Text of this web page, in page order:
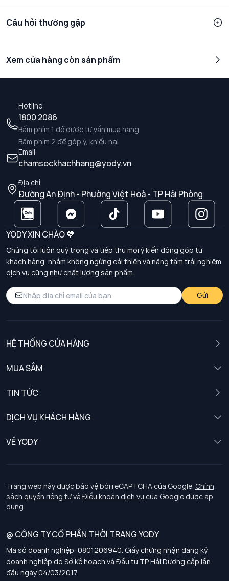
Câu hỏi thường gặp
Xem cửa hàng còn sản phẩm
Hotline
1800 2086
Bấm phím 1 để được tư vấn mua hàng
Bấm phím 2 để góp ý, khiếu nại
Email
chamsockhachhang@yody.vn
Địa chỉ
Đường An Định - Phường Việt Hoà - TP Hải Phòng
YODY XIN CHÀO 💖
Chúng tôi luôn quý trọng và tiếp thu mọi ý kiến đóng góp từ
khách hàng, nhằm không ngừng cải thiện và nâng tầm trải nghiệm
dịch vụ cũng như chất lượng sản phẩm.
Gửi
HỆ THỐNG CỬA HÀNG
MUA SẮM
TIN TỨC
DỊCH VỤ KHÁCH HÀNG
Chính sách khách hàng thân thiết
Chính sách bảo vệ dữ liệu cá nhân
Chính sách thanh toán, giao nhận
Chính sách chất lượng và an toàn sức khoẻ nghề nghiệp
Chính sách đơn đồng phục
Hướng dẫn chọn kích thước
VỀ YODY
Tuyển dụng
Trang web này được bảo vệ bởi reCAPTCHA của Google. Chính
sách quyền riêng tưvà Điều khoản dịch vụ của Google được áp
dụng.
@ CÔNG TY CỔ PHẦN THỜI TRANG YODY
Mã số doanh nghiệp: 0801206940. Giấy chứng nhận đăng ký
doanh nghiệp do Sở Kế hoạch và Đầu tư TP Hải Dương cấp lần
đầu ngày 04/03/2017